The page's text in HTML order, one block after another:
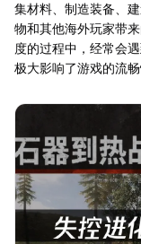
集材料、制造装备、
物和其他海外玩家带
度的过程中，经常会
极大影响了游戏的流畅